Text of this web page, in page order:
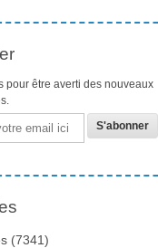
pour être averti des nouveaux
(7341)